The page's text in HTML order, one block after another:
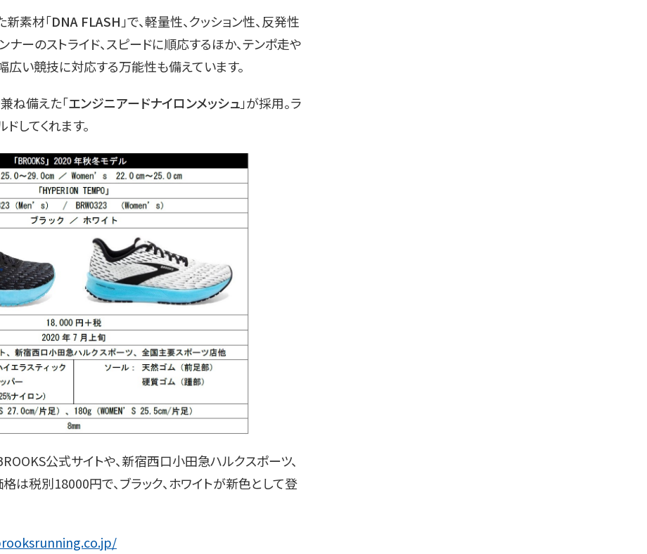
新素材「DNA FLASH 」で、軽量性、クッション性、反発性
ーのストライド、スピードに順応するほか、テンポ走や
広い競技に対応する万能性も備えています。
ね備えた「エンジニアードナイロンメッシュ」が採用。ラ
してくれます。
公式サイトや、新宿西口小田急ハルクスポーツ、
は税別18000円で、ブラック、ホワイトが新色として登